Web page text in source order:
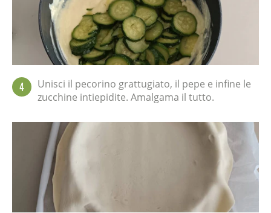
4
Unisci il pecorino grattugiato, il pepe e infine le
zucchine intiepidite. Amalgama il tutto.